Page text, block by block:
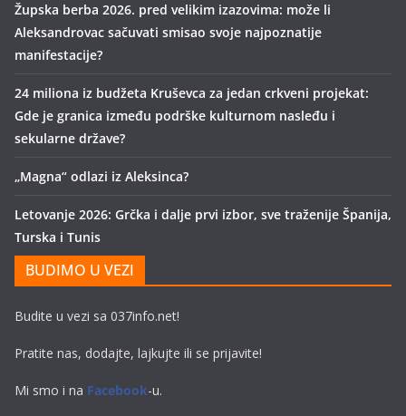
Župska berba 2026. pred velikim izazovima: može li
Aleksandrovac sačuvati smisao svoje najpoznatije
manifestacije?
24 miliona iz budžeta Kruševca za jedan crkveni projekat:
Gde je granica između podrške kulturnom nasleđu i
sekularne države?
„Magna“ odlazi iz Aleksinca?
Letovanje 2026: Grčka i dalje prvi izbor, sve traženije Španija,
Turska i Tunis
BUDIMO U VEZI
Budite u vezi sa 037info.net!
Pratite nas, dodajte, lajkujte ili se prijavite!
Mi smo i na Facebook-u.